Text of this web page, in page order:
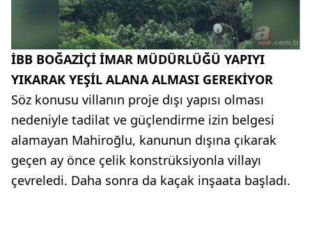
İBB BOĞAZİÇİ İMAR MÜDÜRLÜĞÜ YAPIYI
YIKARAK YEŞİL ALANA ALMASI GEREKİYOR
Söz konusu villanın proje dışı yapısı olması
nedeniyle tadilat ve güçlendirme izin belgesi
alamayan Mahiroğlu, kanunun dışına çıkarak
geçen ay önce çelik konstrüksiyonla villayı
çevreledi. Daha sonra da kaçak inşaata başladı.